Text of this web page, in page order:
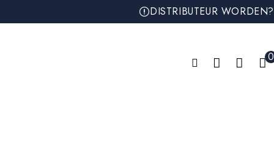
DISTRIBUTEUR WORDEN?
0